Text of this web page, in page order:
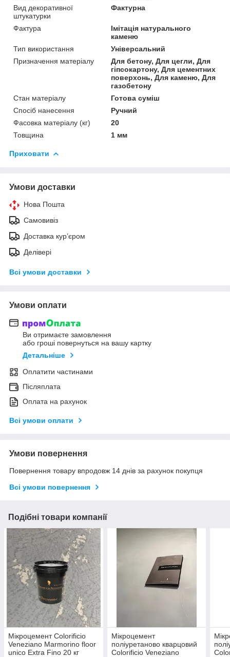
Вид декоративної
штукатурки
Фактурна
Фактура
Імітація натурального
каменю
Тип використання
Універсальний
Призначення матеріалу
Для бетону, Для цегли, Для
гіпсокартону, Для цементних
поверхонь, Для каменю, Для
газобетону
Стан матеріалу
Готова суміш
Спосіб нанесення
Ручний
Фасовка матеріалу (кг)
20
Товщина
1 мм
Приховати
Умови доставки
Нова Пошта
Самовивіз
Доставка кур’єром
Делівері
Всі умови доставки
Умови оплати
Ви отримаєте замовлення
або гроші повернуться на вашу картку
Детальніше
Оплатити частинами
Післяплата
Оплата на рахунок
Всі умови оплати
Умови повернення
Повернення товару впродовж 14 днів за рахунок покупця
Всі умови повернення
Подібні товари компанії
Мікроцемент Colorificio
Veneziano Marmorino floor
unico Extra Fino 20 кг
Мікроцемент
поліуретаново кварцовий
Colorificio Veneziano